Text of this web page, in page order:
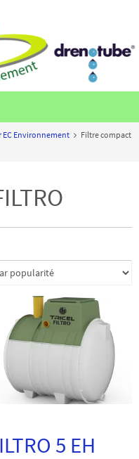
EC Environnement
Filtre compact
5 EH